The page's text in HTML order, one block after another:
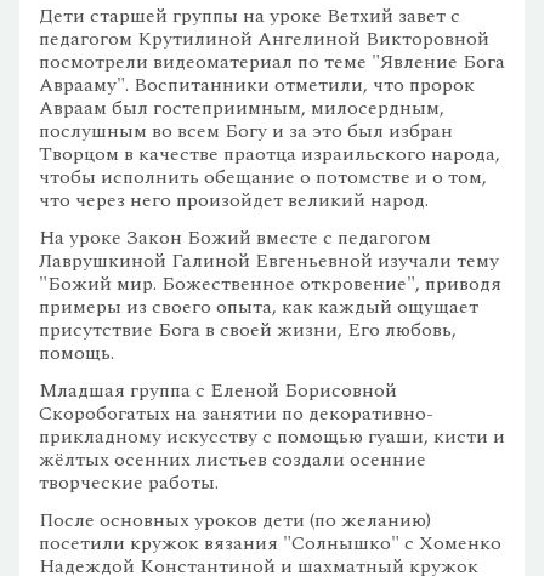
Дети старшей группы на уроке Ветхий завет с
педагогом Крутилиной Ангелиной Викторовной
посмотрели видеоматериал по теме "Явление Бога
Аврааму". Воспитанники отметили, что пророк
Авраам был гостеприимным, милосердным,
послушным во всем Богу и за это был избран
Творцом в качестве праотца израильского народа,
чтобы исполнить обещание о потомстве и о том,
что через него произойдет великий народ.
На уроке Закон Божий вместе с педагогом
Лаврушкиной Галиной Евгеньевной изучали тему
"Божий мир. Божественное откровение", приводя
примеры из своего опыта, как каждый ощущает
присутствие Бога в своей жизни, Его любовь,
помощь.
Младшая группа с Еленой Борисовной
Скоробогатых на занятии по декоративно-
прикладному искусству с помощью гуаши, кисти и
жёлтых осенних листьев создали осенние
творческие работы.
После основных уроков дети (по желанию)
посетили кружок вязания "Солнышко" с Хоменко
Надеждой Константиной и шахматный кружок